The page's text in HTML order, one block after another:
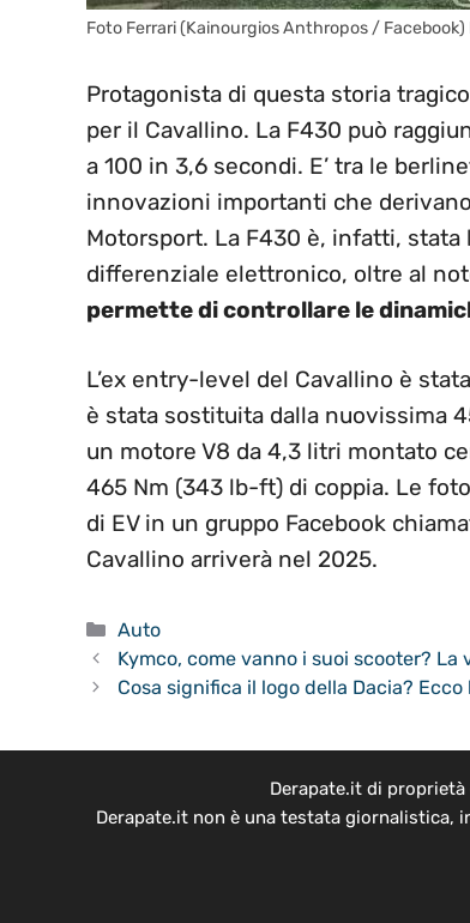
Foto Ferrari (Kainourgios Anthropos /
Protagonista di questa storia
per il Cavallino. La F430 può
a 100 in 3,6 secondi. E’ tra le
innovazioni importanti che
Motorsport. La F430 è, infatti, stata
differenziale elettronico, oltre al
permette di controllare le
L’ex entry-level del Cavallino è
è stata sostituita dalla nuovissima
un motore V8 da 4,3 litri montato
465 Nm (343 lb-ft) di coppia. Le
di EV in un gruppo Facebook
Cavallino arriverà nel 2025.
Categorie
Auto
Kymco, come vanno i suoi scooter?
Cosa significa il logo della Dacia?
Derapate.it di proprietà
Derapate.it non è una testata giornalistica,